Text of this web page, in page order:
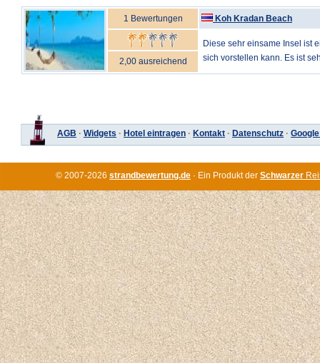
1 Bewertungen Koh Kradan Beach
Diese sehr einsame Insel ist
sich vorstellen kann. Es ist
2,00 ausreichend
AGB · Widgets · Hotel eintragen · Kontakt · Datenschutz ·
© 2007-2026 strandbewertung.de · Ein Produkt der Schwarzer